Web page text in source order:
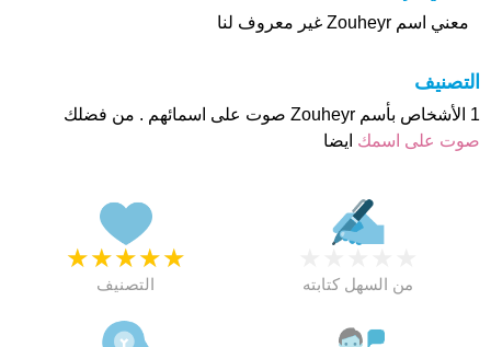
معني اسم Zouheyr غير معروف لنا
التصنيف
1 الأشخاص بأسم Zouheyr صوت على اسمائهم . من فضلك
صوت على اسمك ايضا
★
★
★
★
★
التصنيف من السهل كتابته